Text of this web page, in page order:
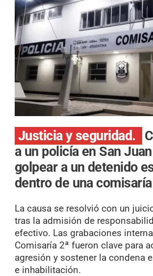
Justicia y seguridad.
a un policía en San
golpear a un detenido
dentro de una comisaría
La causa se resolvió con un
tras la admisión de
efectivo. Las grabaciones
Comisaría 2ª fueron clave para
agresión y sostener la condena
e inhabilitación.